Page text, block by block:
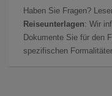
Haben Sie Fragen?
Reiseunterlagen: Wir
Dokumente Sie für den
spezifischen